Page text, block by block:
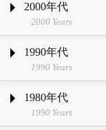
2000年代
2000 Years
1990年代
1990 Years
1980年代
1990 Years